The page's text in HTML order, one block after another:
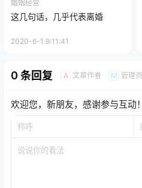
婚姻经营
这几句话，几乎代表离婚
2020-6-1 9:11:41
0 条回复 A 文章作者 M 管理员
欢迎您，新朋友，感谢参与互动！